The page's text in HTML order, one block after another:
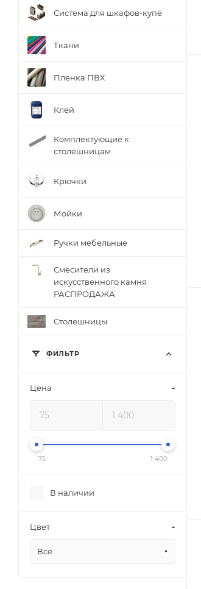
Система для шкафов-купе
Ткани
Пленка ПВХ
Клей
Комплектующие к
столешницам
Крючки
Мойки
Ручки мебельные
Смесители из
искусственного камня
РАСПРОДАЖА
Столешницы
ФИЛЬТР
Цена
75 1 400
В наличии
Цвет
Все